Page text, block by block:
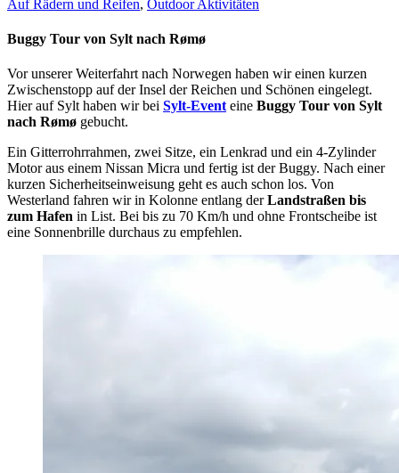
Auf Rädern und Reifen, Outdoor Aktivitäten
Buggy Tour von Sylt nach Rømø
Vor unserer Weiterfahrt nach Norwegen haben wir einen kurzen
Zwischenstopp auf der Insel der Reichen und Schönen eingelegt.
Hier auf Sylt haben wir bei Sylt-Event eine Buggy Tour von Sylt
nach Rømø gebucht.
Ein Gitterrohrrahmen, zwei Sitze, ein Lenkrad und ein 4-Zylinder
Motor aus einem Nissan Micra und fertig ist der Buggy. Nach einer
kurzen Sicherheitseinweisung geht es auch schon los. Von
Westerland fahren wir in Kolonne entlang derLandstraßen bis
zum Hafen in List. Bei bis zu 70 Km/h und ohne Frontscheibe ist
eine Sonnenbrille durchaus zu empfehlen.